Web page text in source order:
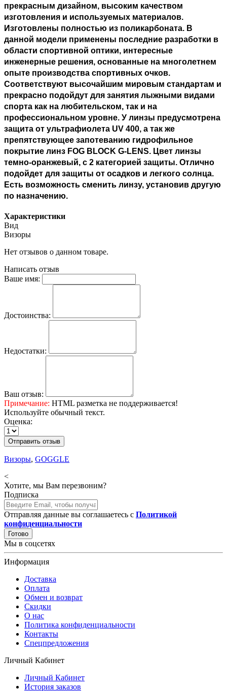
прекрасным дизайном, высоким качеством
изготовления и используемых материалов.
Изготовлены полностью из поликарбоната. В
данной модели применены последние разработки в
области спортивной оптики, интересные
инженерные решения, основанные на многолетнем
опыте производства спортивных очков.
Соответствуют высочайшим мировым стандартам и
прекрасно подойдут для занятия лыжными видами
спорта как на любительском, так и на
профессиональном уровне. У линзы предусмотрена
защита от ультрафиолета UV 400, а так же
препятствующее запотеванию гидрофильное
покрытие линз FOG BLOCK G-LENS. Цвет линзы
темно-оранжевый, с 2 категорией защиты. Отлично
подойдет для защиты от осадков и легкого солнца.
Есть возможность сменить линзу, установив другую
по назначению.
Характеристики
Вид
Визоры
Нет отзывов о данном товаре.
Написать отзыв
Ваше имя:
Достоинства:
Недостатки:
Ваш отзыв:
Примечание: HTML разметка не поддерживается!
Используйте обычный текст.
Оценка:
Отправить отзыв
Визоры, GOGGLE
<
Хотите, мы Вам перезвоним?
Подписка
Отправляя данные вы соглашаетесь с Политикой
конфиденциальности
Готово
Мы в соцсетях
Информация
Доставка
Оплата
Обмен и возврат
Скидки
О нас
Политика конфиденциальности
Контакты
Спецпредложения
Личный Кабинет
Личный Кабинет
История заказов